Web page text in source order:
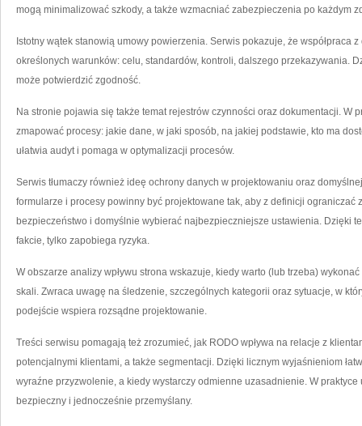
mogą minimalizować szkody, a także wzmacniać zabezpieczenia po każdym
Istotny wątek stanowią umowy powierzenia. Serwis pokazuje, że współpraca
określonych warunków: celu, standardów, kontroli, dalszego przekazywania.
może potwierdzić zgodność.
Na stronie pojawia się także temat rejestrów czynności oraz dokumentacji. W
zmapować procesy: jakie dane, w jaki sposób, na jakiej podstawie, kto ma
ułatwia audyt i pomaga w optymalizacji procesów.
Serwis tłumaczy również ideę ochrony danych w projektowaniu oraz
formularze i procesy powinny być projektowane tak, aby z definicji
bezpieczeństwo i domyślnie wybierać najbezpieczniejsze ustawienia. Dzięki
fakcie, tylko zapobiega ryzyka.
W obszarze analizy wpływu strona wskazuje, kiedy warto (lub trzeba)
skali. Zwraca uwagę na śledzenie, szczególnych kategorii oraz sytuacje, w
podejście wspiera rozsądne projektowanie.
Treści serwisu pomagają też zrozumieć, jak RODO wpływa na relacje z
potencjalnymi klientami, a także segmentacji. Dzięki licznym wyjaśnieniom
wyraźne przyzwolenie, a kiedy wystarczy odmienne uzasadnienie. W
bezpieczny i jednocześnie przemyślany.